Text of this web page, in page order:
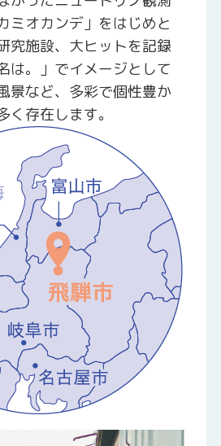
ミオカンデ」をはじめと
究施設、大ヒットを記録
は。」でイメージとして
景など、多彩で個性豊か
く存在します。